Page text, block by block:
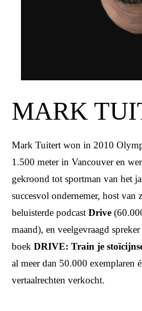
MARK
Mark Tuitert won in 2010
1.500 meter in Vancouver en
gekroond tot sportman van het
succesvol ondernemer, host van
beluisterde podcast Drive
maand), en veelgevraagd
boek DRIVE: Train je
al meer dan 50.000 exemplaren
vertaalrechten verkocht.